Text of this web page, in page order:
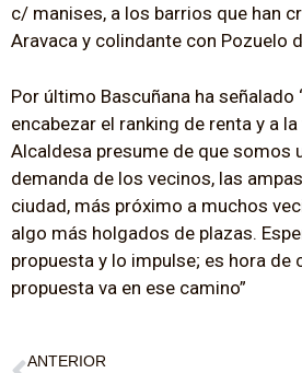
c/ manises, a los barrios que han
Aravaca y colindante con Pozuelo
Por último Bascuñana ha
encabezar el ranking de renta y a
Alcaldesa presume de que somos
demanda de los vecinos, las
ciudad, más próximo a muchos
algo más holgados de plazas.
propuesta y lo impulse; es hora
propuesta va en ese camino”
ANTERIOR